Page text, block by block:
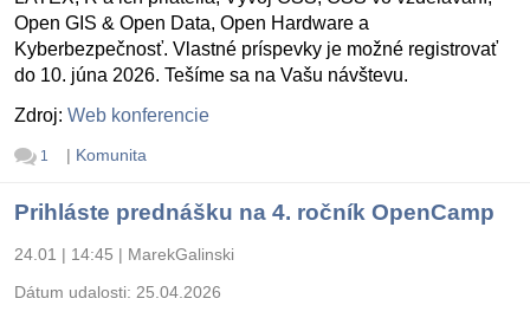
Open GIS & Open Data, Open Hardware a
Kyberbezpečnosť. Vlastné príspevky je možné registrovať
do 10. júna 2026. Tešíme sa na Vašu návštevu.
Zdroj: Web konferencie
1 | Komunita
Prihláste prednášku na 4. ročník OpenCamp
24.01 | 14:45 | MarekGalinski
Dátum udalosti: 25.04.2026